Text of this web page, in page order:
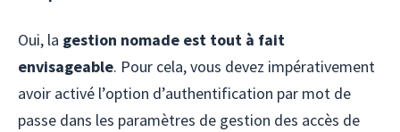
Oui, la gestion nomade est tout à fait
envisageable. Pour cela, vous devez impérativement
avoir activé l’option d’authentification par mot de
passe dans les paramètres de gestion des accès de